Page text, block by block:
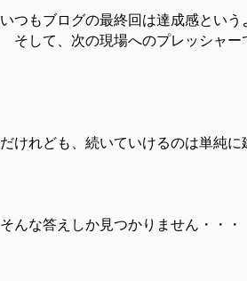
いつもブログの最終回は達成感とい
そして、次の現場へのプレッシャー
だけれども、続いていけるのは単純
そんな答えしか見つかりません・・・